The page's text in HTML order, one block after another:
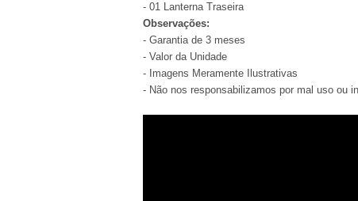
- 01 Lanterna Traseira
Observações:
- Garantia de 3 meses
- Valor da Unidade
- Imagens Meramente Ilustrativas
- Não nos responsabilizamos por mal uso ou